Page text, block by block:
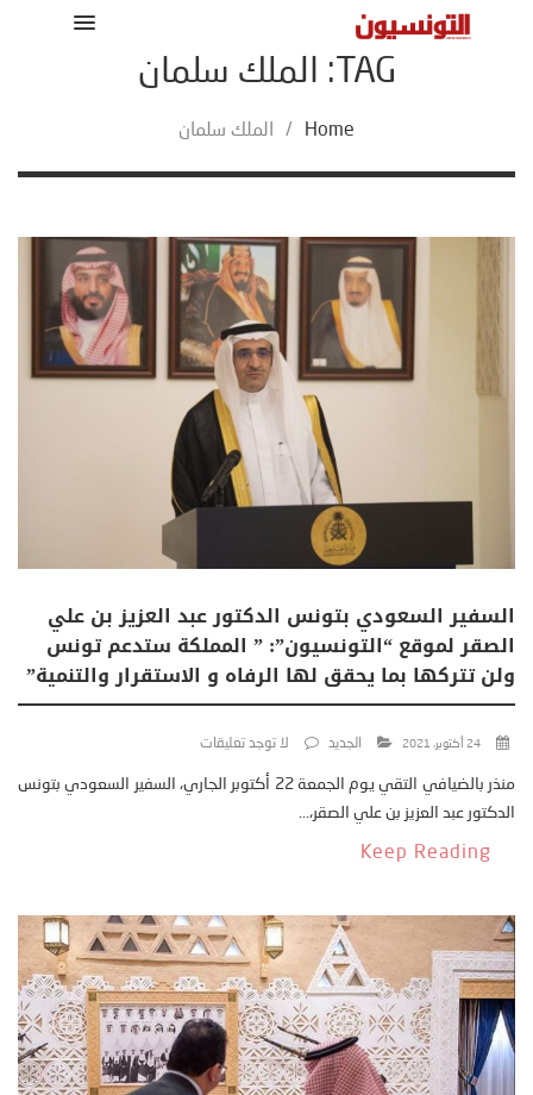
TAG: الملك سلمان
Home
/ الملك سلمان
السفير السعودي بتونس الدكتور عبد العزيز بن علي
الصقر لموقع “التونسيون”: ” المملكة ستدعم تونس
ولن تتركها بما يحقق لها الرفاه و الاستقرار والتنمية”
24 أكتوبر، 2021 الجديد لا توجد تعليقات
منذر بالضيافي التقي يوم الجمعة 22 أكتوبر الجاري، السفير السعودي بتونس
الدكتور عبد العزيز بن علي الصقر،...
Keep Reading